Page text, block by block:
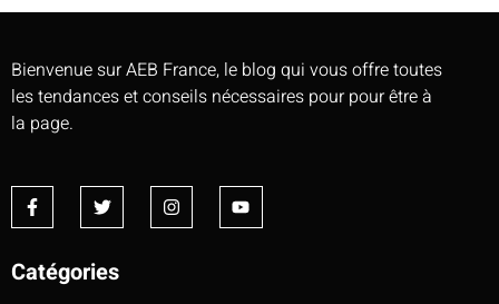
Bienvenue sur AEB France, le blog qui vous offre toutes
les tendances et conseils nécessaires pour pour être à
la page.
Catégories